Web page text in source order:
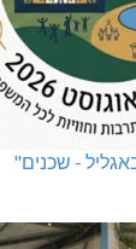
- שכנים"